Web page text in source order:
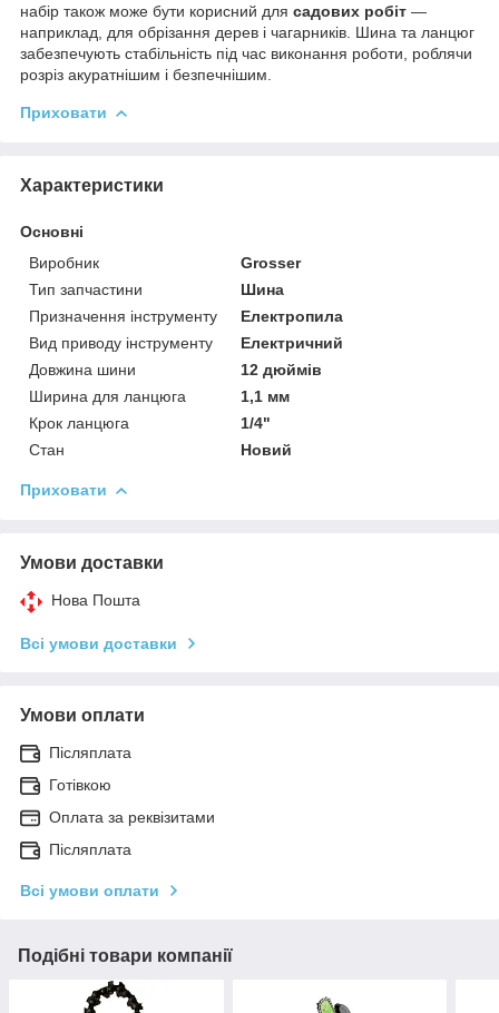
набір також може бути корисний для садових робіт —
наприклад, для обрізання дерев і чагарників. Шина та ланцюг
забезпечують стабільність під час виконання роботи, роблячи
розріз акуратнішим і безпечнішим.
Приховати
Характеристики
Основні
Виробник
Grosser
Тип запчастини
Шина
Призначення інструменту
Електропила
Вид приводу інструменту
Електричний
Довжина шини
12 дюймів
Ширина для ланцюга
1,1 мм
Крок ланцюга
1/4"
Стан
Новий
Приховати
Умови доставки
Нова Пошта
Всі умови доставки
Умови оплати
Післяплата
Готівкою
Оплата за реквізитами
Післяплата
Всі умови оплати
Подібні товари компанії